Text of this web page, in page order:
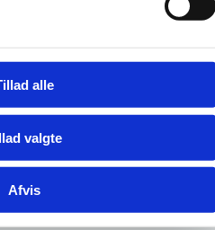
alle
valgte
Afvis
holder
er fordelt på tre
og København – og der er